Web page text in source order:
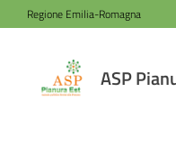
Vai al contenuto
Vai alla navigazione
Vai al footer
Regione Emilia-Romagna
ASP
ASP
Pianura